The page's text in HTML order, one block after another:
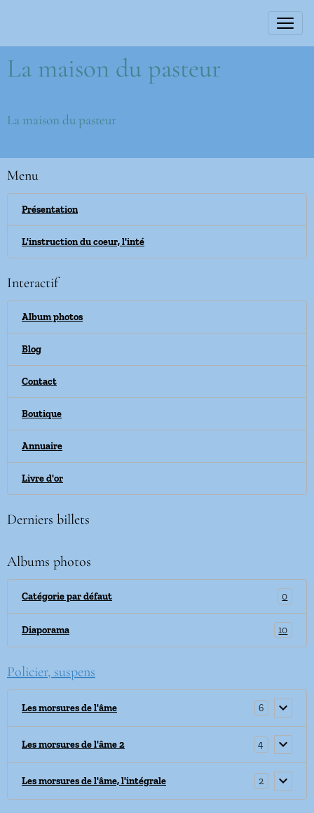
La maison du pasteur
La maison du pasteur
Menu
Présentation
L'instruction du coeur, l'inté
Interactif
Album photos
Blog
Contact
Boutique
Annuaire
Livre d'or
Derniers billets
Albums photos
Catégorie par défaut 0
Diaporama 10
Policier, suspens
Les morsures de l'âme 6
Les morsures de l'âme 2 4
Les morsures de l'âme, l'intégrale 2